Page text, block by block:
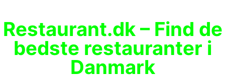
Restaurant.dk – Find de
bedste restauranter i
Danmark